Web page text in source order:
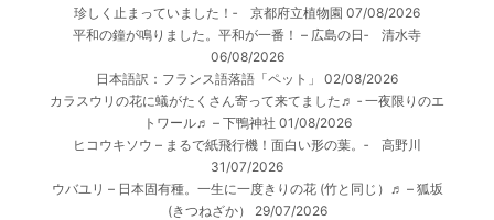
珍しく止まっていました！‐ 京都府立植物園 07/08/2026
平和の鐘が鳴りました。平和が一番！ – 広島の日‐ 清水寺
06/08/2026
日本語訳：フランス語落語「ペット」
02/08/2026
カラスウリの花に蟻がたくさん寄って来てました♬ ‐ 一夜限りのエ
トワール♬ – 下鴨神社 01/08/2026
ヒコウキソウ – まるで紙飛行機！面白い形の葉。‐ 高野川
31/07/2026
ウバユリ – 日本固有種。一生に一度きりの花 (竹と同じ）♬ – 狐坂
(きつねざか）
29/07/2026